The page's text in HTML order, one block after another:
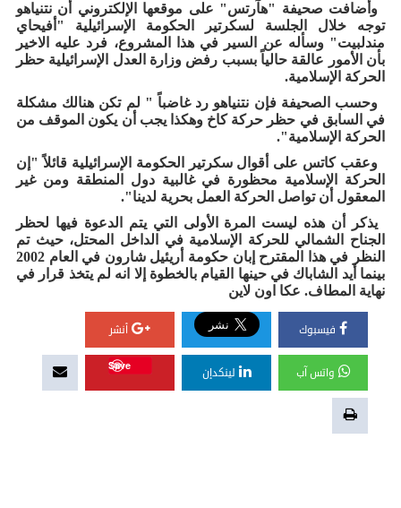
وأضافت صحيفة "هآرتس" على موقعها الإلكتروني أن نتنياهو
توجه خلال الجلسة لسكرتير الحكومة الإسرائيلية "أفيحاي
مندلبيت" وسأله عن السير في هذا المشروع، فرد عليه الاخير
بأن الأمور عالقة حالياً بسبب رفض وزارة العدل الإسرائيلية حظر
الحركة الإسلامية.
وحسب الصحيفة فإن نتنياهو رد غاضباً " لم تكن هنالك مشكلة
في السابق في حظر حركة كاخ وهكذا يجب أن يكون الموقف من
الحركة الإسلامية".
وعقب كاتس على أقوال سكرتير الحكومة الإسرائيلية قائلاً "إن
الحركة الإسلامية محظورة في غالبية دول المنطقة ومن غير
المعقول أن تواصل الحركة العمل بحرية لدينا".
يذكر أن هذه ليست المرة الأولى التي يتم الدعوة فيها لحظر
الجناح الشمالي للحركة الإسلامية في الداخل المحتل، حيث تم
النظر في هذا المقترح إبان حكومة أريئيل شارون في العام 2002
بينما أيد الشاباك في حينها القيام بالخطوة إلا انه لم يتخذ قرار في
نهاية المطاف. عكا اون لاين
فيسبوك أنشر
واتس آب لينكدإن
Save